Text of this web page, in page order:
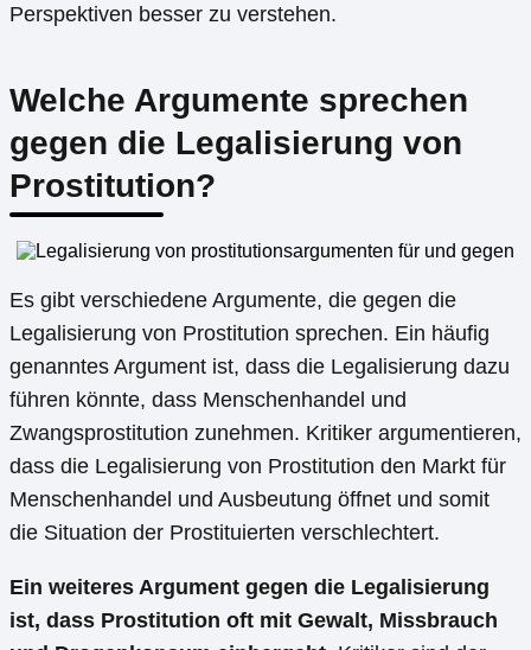
Perspektiven besser zu verstehen.
Welche Argumente sprechen
gegen die Legalisierung von
Prostitution?
Es gibt verschiedene Argumente, die gegen die
Legalisierung von Prostitution sprechen. Ein häufig
genanntes Argument ist, dass die Legalisierung dazu
führen könnte, dass Menschenhandel und
Zwangsprostitution zunehmen. Kritiker argumentieren,
dass die Legalisierung von Prostitution den Markt für
Menschenhandel und Ausbeutung öffnet und somit
die Situation der Prostituierten verschlechtert.
Ein weiteres Argument gegen die Legalisierung
ist, dass Prostitution oft mit Gewalt, Missbrauch